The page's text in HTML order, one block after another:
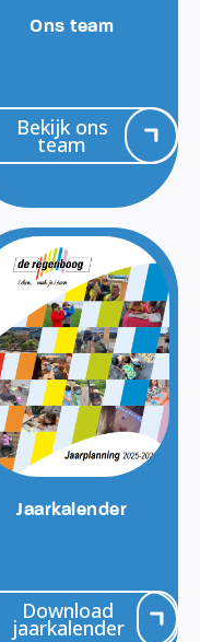
Ons team
Bekijk ons
team
Jaarkalender
Download
jaarkalender